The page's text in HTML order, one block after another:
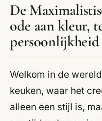
De
ode aan kleur,
persoonlijkheid
Welkom in de
keuken, waar het
alleen een stijl is,